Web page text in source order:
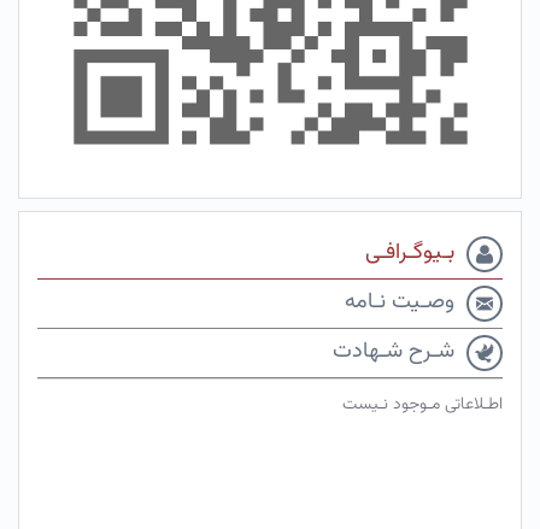
بـیوگـرافـی
وصـیت نـامه
شـرح شـهادت
اطـلاعاتی مـوجود نـیست